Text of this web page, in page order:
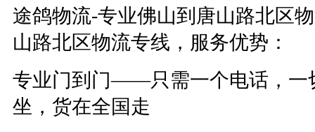
途鸽物流-专业佛山到 唐山路北区
山路北区物流专线，服务优势：
专业门到门——只需一个电话，一
坐，货在全国走